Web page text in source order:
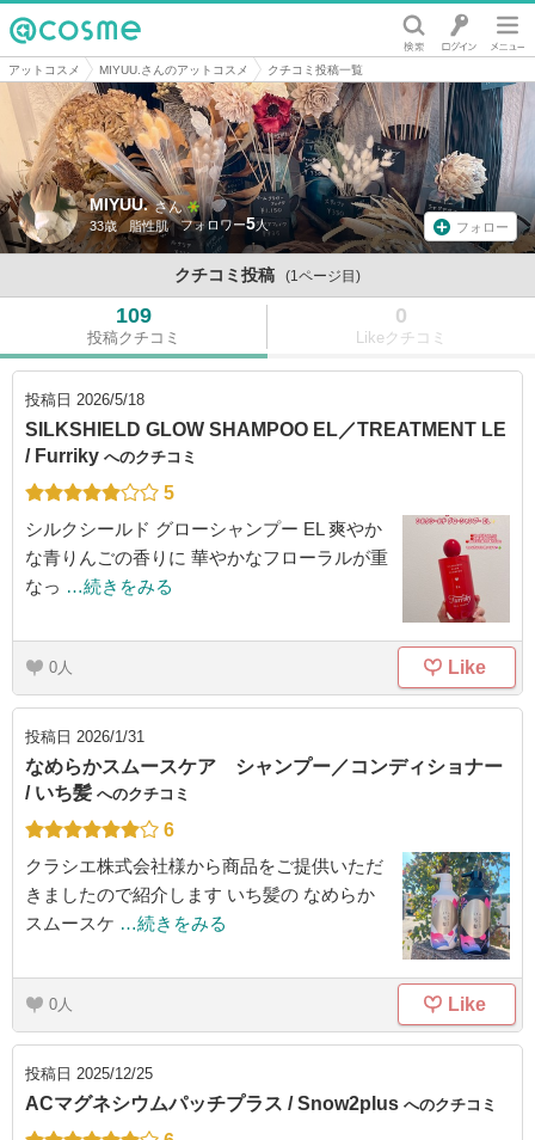
@cosme
アットコスメ MIYUU.さんのアットコスメ クチコミ投稿一覧
MIYUU. さん
33歳 脂性肌 5 フォロー
クチコミ投稿 (1ページ目)
109
投稿クチコミ
0
Likeクチコミ
投稿日 2026/5/18
SILKSHIELD GLOW SHAMPOO EL／TREATMENT LE
/ Furriky へのクチコミ
5
シルクシールド グローシャンプー EL 爽やか
な青りんごの香りに 華やかなフローラルが重
なっ …続きをみる
0 Like
投稿日 2026/1/31
なめらかスムースケア シャンプー／コンディショナー
/ いち髪 へのクチコミ
6
クラシエ株式会社様から商品をご提供いただ
きましたので紹介します いち髪の なめらか
スムースケ …続きをみる
0 Like
投稿日 2025/12/25
ACマグネシウムパッチプラス / Snow2plus へのクチコミ